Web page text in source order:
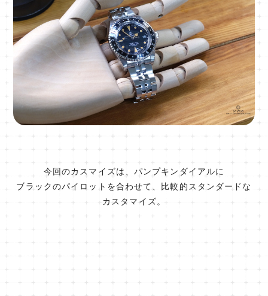
今回のカスマイズは、パンプキンダイアルに
ブラックのパイロットを合わせて、比較的スタンダードな
カスタマイズ。